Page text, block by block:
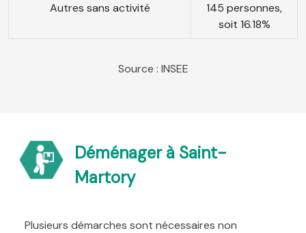
Autres sans activité
145 personnes,
soit 16.18%
Source : INSEE
Déménager à Saint-
Martory
Plusieurs démarches sont nécessaires non